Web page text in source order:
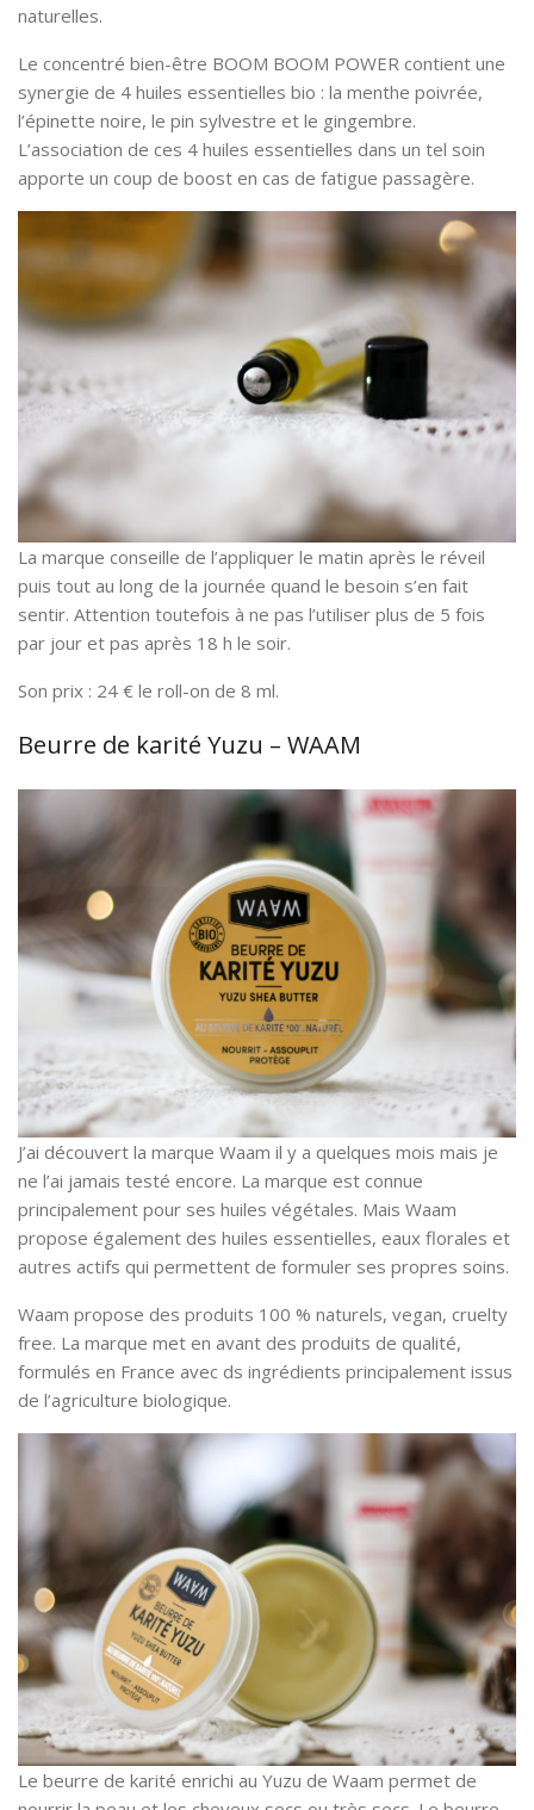
naturelles.
Le concentré bien-être BOOM BOOM POWER contient une
synergie de 4 huiles essentielles bio : la menthe poivrée,
l’épinette noire, le pin sylvestre et le gingembre.
L’association de ces 4 huiles essentielles dans un tel soin
apporte un coup de boost en cas de fatigue passagère.
La marque conseille de l’appliquer le matin après le réveil
puis tout au long de la journée quand le besoin s’en fait
sentir. Attention toutefois à ne pas l’utiliser plus de 5 fois
par jour et pas après 18 h le soir.
Son prix : 24 € le roll-on de 8 ml.
Beurre de karité Yuzu – WAAM
J’ai découvert la marque Waam il y a quelques mois mais je
ne l’ai jamais testé encore. La marque est connue
principalement pour ses huiles végétales. Mais Waam
propose également des huiles essentielles, eaux florales et
autres actifs qui permettent de formuler ses propres soins.
Waam propose des produits 100 % naturels, vegan, cruelty
free. La marque met en avant des produits de qualité,
formulés en France avec ds ingrédients principalement issus
de l’agriculture biologique.
Le beurre de karité enrichi au Yuzu de Waam permet de